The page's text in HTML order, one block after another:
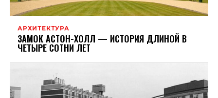
АРХИТЕКТУРА
ЗАМОК АСТОН-ХОЛЛ — ИСТОРИЯ ДЛИНОЙ В
ЧЕТЫРЕ СОТНИ ЛЕТ